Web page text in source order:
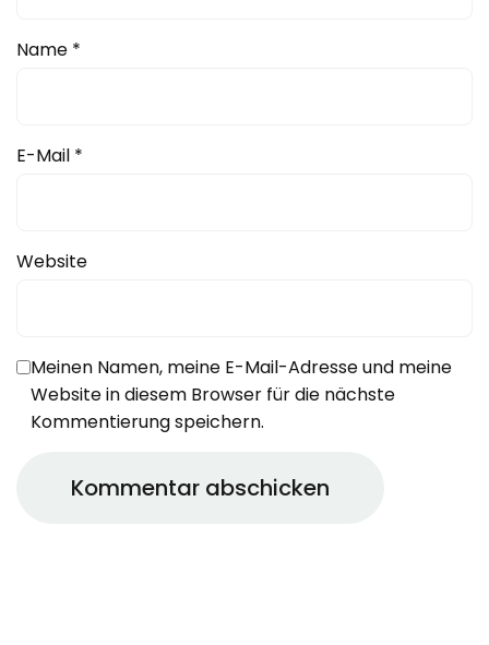
Name *
E-Mail *
Website
Meinen Namen, meine E-Mail-Adresse und meine
Website in diesem Browser für die nächste
Kommentierung speichern.